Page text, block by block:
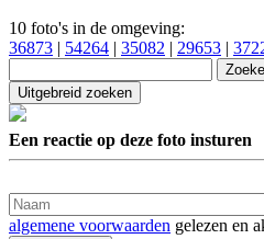
10 foto's in de omgeving:
36873
54264 35082 29653
Een reactie op deze foto insturen
algemene voorwaarden gelezen en